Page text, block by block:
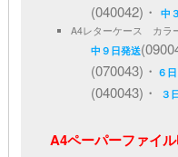
(040042)・中
A4レターケース カラ
中９日発送
(070043)・ ６日
(040043)・ ３
A4ペーパーファイ